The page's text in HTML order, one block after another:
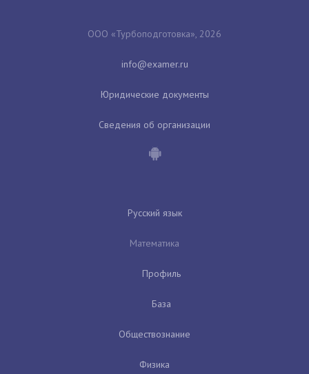
ООО «Турбоподготовка», 2026
Юридические документы
Сведения об организации
Русский язык
Математика
Профиль
База
Обществознание
Физика